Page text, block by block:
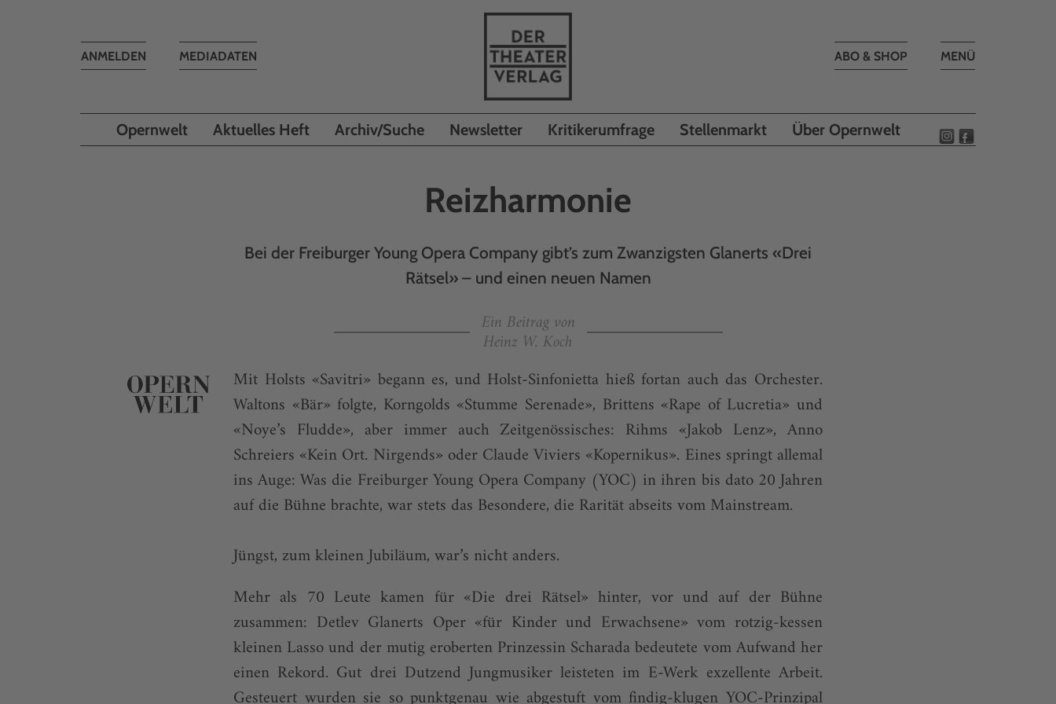
Toggle
MENÜ
ABO & SHOP
MEDIADATEN
Toggle
ANMELDEN
Opernwelt Aktuelles Heft Archiv/Suche Newsletter Kritikerumfrage Stellenmarkt Über Opernwelt
Reizharmonie
Bei der Freiburger Young Opera Company gibt’s zum Zwanzigsten Glanerts «Drei
Rätsel» – und einen neuen Namen
Ein Beitrag von
Heinz W. Koch
Mit Holsts «Savitri» begann es, und Holst-Sinfonietta hieß fortan auch das Orchester.
Waltons «Bär» folgte, Korngolds «Stumme Serenade», Brittens «Rape of Lucretia» und
«Noye’s Fludde», aber immer auch Zeitgenössisches: Rihms «Jakob Lenz», Anno
Schreiers «Kein Ort. Nirgends» oder Claude Viviers «Kopernikus». Eines springt allemal
ins Auge: Was die Freiburger Young Opera Company (YOC) in ihren bis dato 20 Jahren
auf die Bühne brachte, war stets das Besondere, die Rarität abseits vom Mainstream.
Jüngst, zum kleinen Jubiläum, war’s nicht ­anders.
Mehr als 70 Leute kamen für «Die drei Rätsel» hinter, vor und auf der Bühne
zusammen: Detlev Glanerts Oper «für Kinder und Erwachsene» vom rotzig-kessen
kleinen Lasso und der mutig eroberten Prinzessin Scharada bedeutete vom Aufwand her
einen Rekord. Gut drei Dutzend Jungmusiker leisteten im E-Werk exzellente Arbeit.
Gesteuert wurden sie so punktgenau wie abgestuft vom findig-klugen YOC-Prinzipal